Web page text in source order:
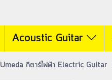
Acoustic Guitar
Umeda กีตาร์ไฟฟ้า Electric Guitar